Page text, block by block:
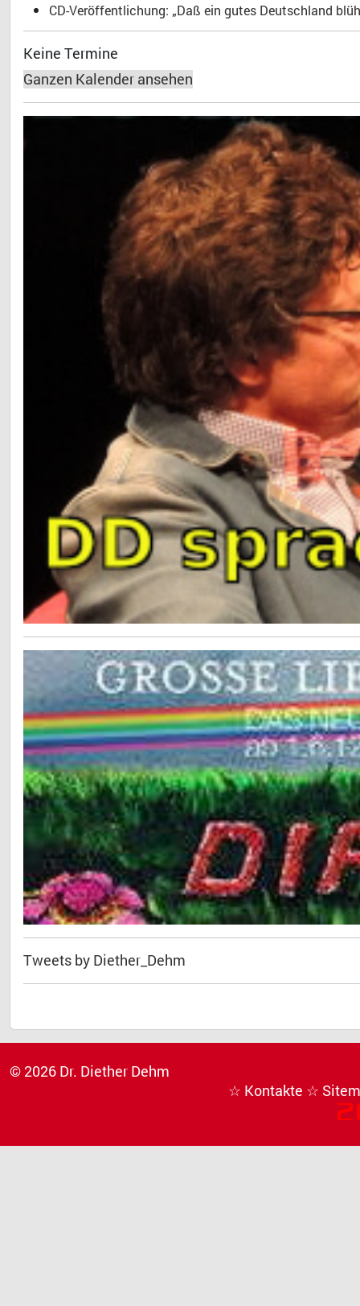
CD-Veröffentlichung: „Daß ein gutes Deutschland
Keine Termine
Ganzen Kalender ansehen
Tweets by Diether_Dehm
© 2026 Dr. Diether Dehm
☆ Kontakte ☆